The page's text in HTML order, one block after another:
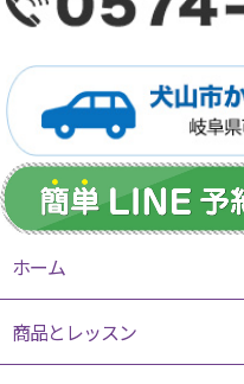
ホーム
商品とレッスン